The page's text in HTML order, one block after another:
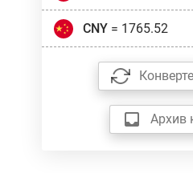
CNY= 1765.52
Архив